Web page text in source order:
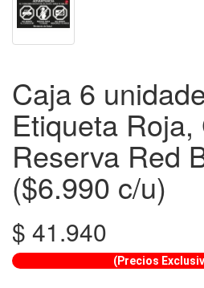
Caja 6
Etiqueta Roja,
Reserva Red
($6.990 c/u)
$ 41.940
(Precios